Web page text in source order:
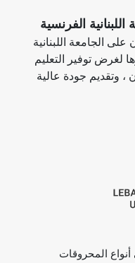
الفرنسية
الجامعة اللبنانية
لغرض توفير التعليم
، وتقديم جودة عالية
المحروقات